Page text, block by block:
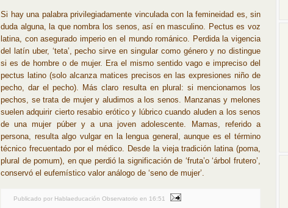
Si hay una palabra privilegiadamente vinculada con la femineidad es, sin
duda alguna, la que nombra los senos, así en masculino. Pectus es voz
latina, con asegurado imperio en el mundo románico. Perdida la vigencia
del latín uber, ‘teta’, pecho sirve en singular como género y no distingue
si es de hombre o de mujer. Era el mismo sentido vago e impreciso del
pectus latino (solo alcanza matices precisos en las expresiones niño de
pecho, dar el pecho). Más claro resulta en plural: si mencionamos los
pechos, se trata de mujer y aludimos a los senos. Manzanas y melones
suelen adquirir cierto resabio erótico y lúbrico cuando aluden a los senos
de una mujer púber y a una joven adolescente. Mamas, referido a
persona, resulta algo vulgar en la lengua general, aunque es el término
técnico frecuentado por el médico. Desde la vieja tradición latina (poma,
plural de pomum), en que perdió la significación de ‘fruta’o ‘árbol frutero’,
conservó el eufemístico valor análogo de ‘seno de mujer’.
Publicado por Hablaeducación Observatorio en 16:51